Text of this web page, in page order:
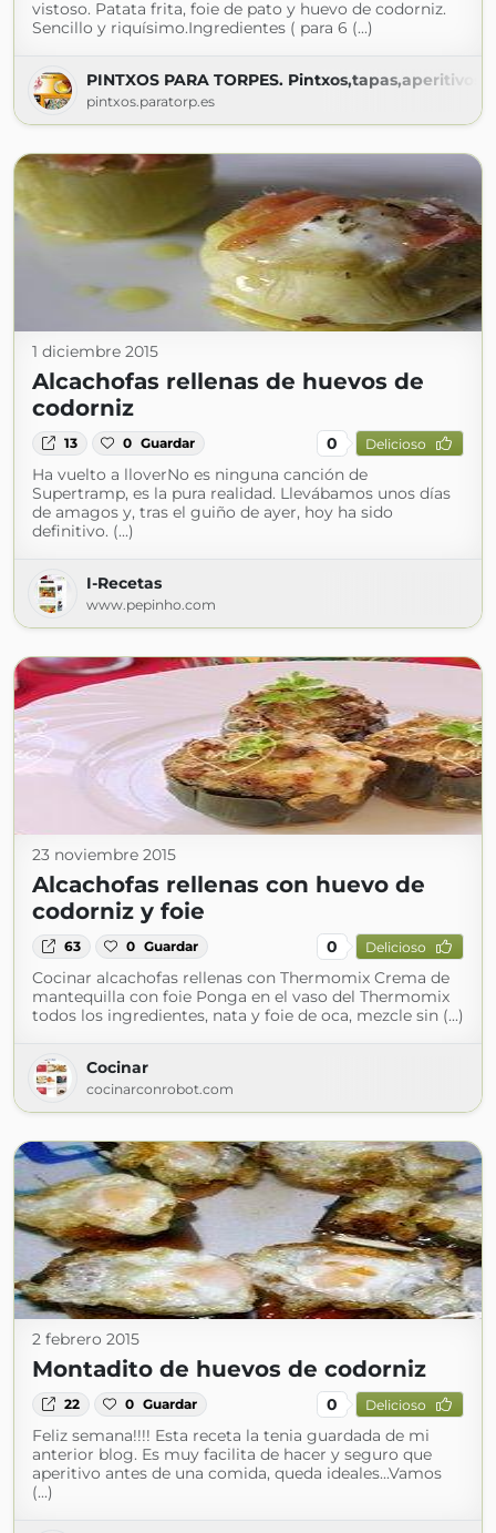
vistoso. Patata frita, foie de pato y huevo de codorniz.
Sencillo y riquísimo.Ingredientes ( para 6 (...)
PINTXOS PARA TORPES.
pintxos.paratorp.es
1 diciembre 2015
Alcachofas rellenas de huevos de
codorniz
13 0 Guardar 0 Delicioso
Ha vuelto a lloverNo es ninguna canción de
Supertramp, es la pura realidad. Llevábamos unos días
de amagos y, tras el guiño de ayer, hoy ha sido
definitivo. (...)
I-Recetas
www.pepinho.com
23 noviembre 2015
Alcachofas rellenas con huevo de
codorniz y foie
63 0 Guardar 0 Delicioso
Cocinar alcachofas rellenas con Thermomix Crema de
mantequilla con foie Ponga en el vaso del Thermomix
todos los ingredientes, nata y foie de oca, mezcle sin (...)
Cocinar
cocinarconrobot.com
2 febrero 2015
Montadito de huevos de codorniz
22 0 Guardar 0 Delicioso
Feliz semana!!!! Esta receta la tenia guardada de mi
anterior blog. Es muy facilita de hacer y seguro que
aperitivo antes de una comida, queda ideales...Vamos
(...)